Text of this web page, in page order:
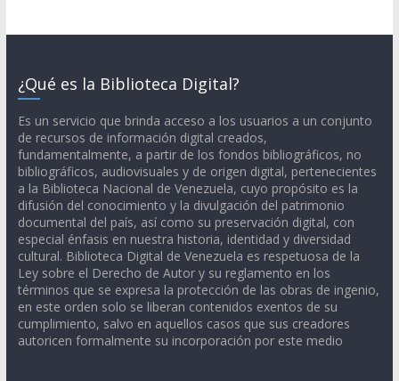
¿Qué es la Biblioteca Digital?
Es un servicio que brinda acceso a los usuarios a un conjunto
de recursos de información digital creados,
fundamentalmente, a partir de los fondos bibliográficos, no
bibliográficos, audiovisuales y de origen digital, pertenecientes
a la Biblioteca Nacional de Venezuela, cuyo propósito es la
difusión del conocimiento y la divulgación del patrimonio
documental del país, así como su preservación digital, con
especial énfasis en nuestra historia, identidad y diversidad
cultural. Biblioteca Digital de Venezuela es respetuosa de la
Ley sobre el Derecho de Autor y su reglamento en los
términos que se expresa la protección de las obras de ingenio,
en este orden solo se liberan contenidos exentos de su
cumplimiento, salvo en aquellos casos que sus creadores
autoricen formalmente su incorporación por este medio